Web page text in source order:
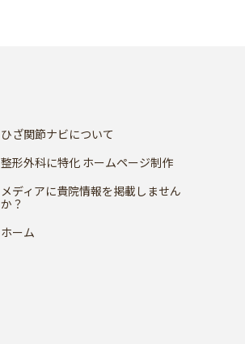
ひざ関節ナビについて
整形外科に特化 ホームページ制作
メディアに貴院情報を掲載しません
か？
ホーム